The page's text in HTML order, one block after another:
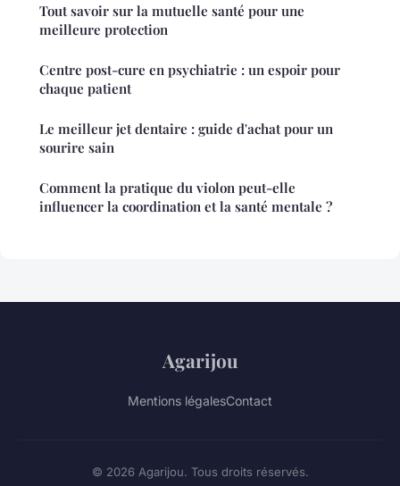
Tout savoir sur la mutuelle santé pour une
meilleure protection
Centre post-cure en psychiatrie : un espoir pour
chaque patient
Le meilleur jet dentaire : guide d'achat pour un
sourire sain
Comment la pratique du violon peut-elle
influencer la coordination et la santé mentale ?
Agarijou
Mentions légalesContact
© 2026 Agarijou. Tous droits réservés.